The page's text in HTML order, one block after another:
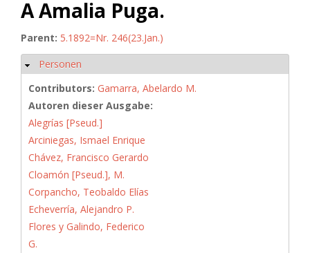
A Amalia Puga.
Parent: 5.1892=Nr. 246(23.Jan.)
Hide
Personen
Contributors: Gamarra, Abelardo M.
Autoren dieser Ausgabe:
Alegrías [Pseud.]
Arciniegas, Ismael Enrique
Chávez, Francisco Gerardo
Cloamón [Pseud.], M.
Corpancho, Teobaldo Elías
Echeverría, Alejandro P.
Flores y Galindo, Federico
G.